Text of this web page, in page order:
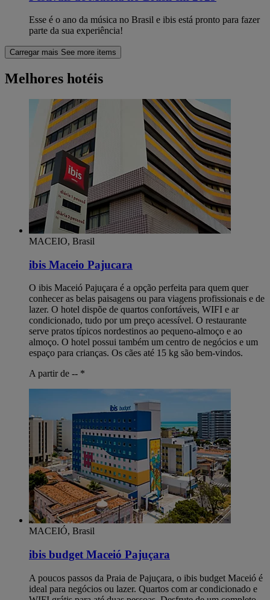
Esse é o ano da música no Brasil e ibis está pronto para fazer
parte da sua experiência!
Carregar mais See more items
Melhores hotéis
MACEIO, Brasil
ibis Maceio Pajucara
O ibis Maceió Pajuçara é a opção perfeita para quem quer
conhecer as belas paisagens ou para viagens profissionais e de
lazer. O hotel dispõe de quartos confortáveis, WIFI e ar
condicionado, tudo por um preço acessível. O restaurante
serve pratos típicos nordestinos ao pequeno-almoço e ao
almoço. O hotel possui também um centro de negócios e um
espaço para crianças. Os cães até 15 kg são bem-vindos.
A partir de -- *
MACEIÓ, Brasil
ibis budget Maceió Pajuçara
A poucos passos da Praia de Pajuçara, o ibis budget Maceió é
ideal para negócios ou lazer. Quartos com ar condicionado e